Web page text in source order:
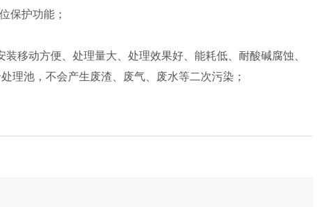
保护功能；
移动方便、处理量大、处理效果好、能耗低、耐酸碱腐蚀、
理池，不会产生废渣、废气、废水等二次污染；